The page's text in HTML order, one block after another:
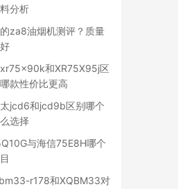
分析
的za8油烟机测评？质量
xr75x90k和XR75X95j区
款性价比更高
太jcd6和jcd9b区别哪个
选择
与海信75E8H哪个
r178和XQBM33对